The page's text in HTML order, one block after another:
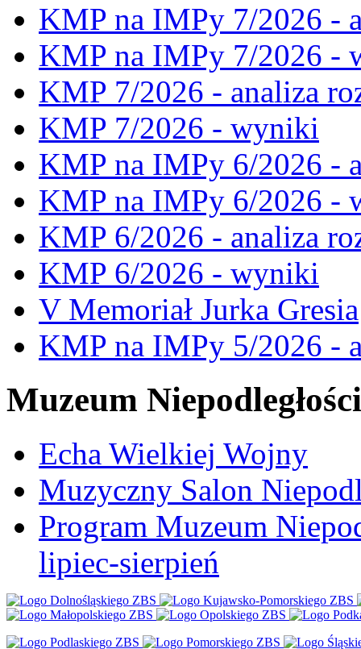
KMP na IMPy 7/2026 -
KMP na IMPy 7/2026 -
KMP 7/2026 - analiza
KMP 7/2026 - wyniki
KMP na IMPy 6/2026 -
KMP na IMPy 6/2026 -
KMP 6/2026 - analiza
KMP 6/2026 - wyniki
V Memoriał Jurka Gresia
KMP na IMPy 5/2026 -
Muzeum Niepodległości
Echa Wielkiej Wojny
Muzyczny Salon
Program Muzeum
lipiec-sierpień